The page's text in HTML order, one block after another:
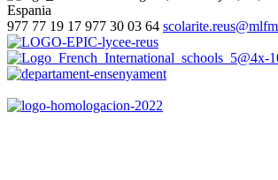
Espania
977 77 19 17 977 30 03 64